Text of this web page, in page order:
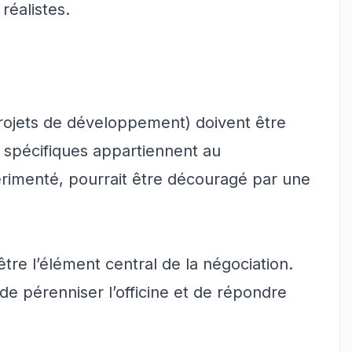
de développement) doivent être
appartiennent au
pourrait être découragé par une
l’élément central de la négociation.
pérenniser l’officine et de répondre